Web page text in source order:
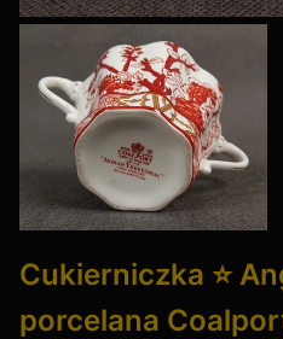
Cukierniczka ⭐
porcelana